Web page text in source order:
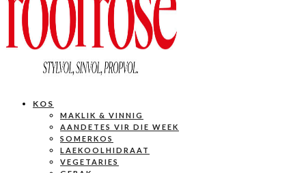
KOS
MAKLIK & VINNIG
AANDETES VIR DIE WEEK
SOMERKOS
LAEKOOLHIDRAAT
VEGETARIES